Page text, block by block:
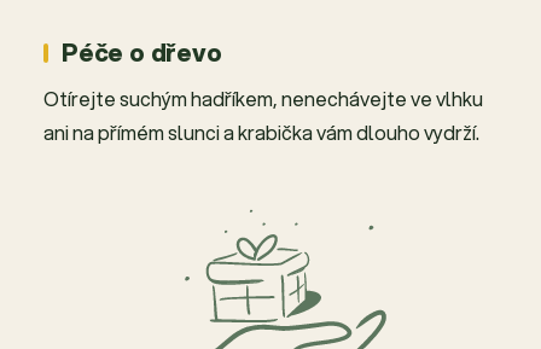
Péče o dřevo
Otírejte suchým hadříkem, nenechávejte ve vlhku
ani na přímém slunci a krabička vám dlouho vydrží.